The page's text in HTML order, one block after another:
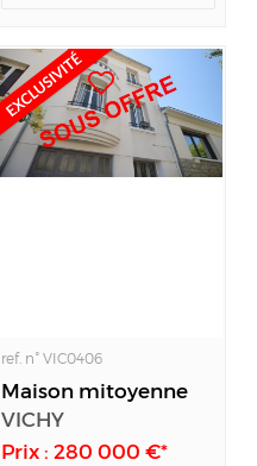
ref. n° VIC0406
Maison mitoyenne
VICHY
Prix : 280 000 €*